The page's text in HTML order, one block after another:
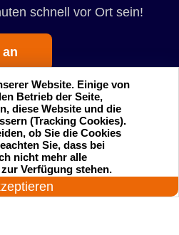
schnell vor Ort sein!
Einsatzgebiete
Preise
Website. Einige von
Betrieb der Seite,
diese Website und die
(Tracking Cookies).
ob Sie die Cookies
Sie, dass bei
nicht mehr alle
Verfügung stehen.